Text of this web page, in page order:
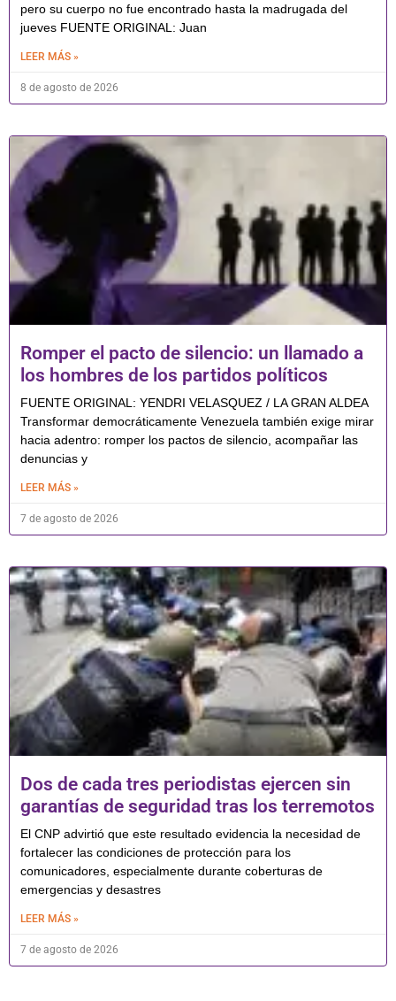
pero su cuerpo no fue encontrado hasta la madrugada del
jueves FUENTE ORIGINAL: Juan
LEER MÁS »
8 de agosto de 2026
Romper el pacto de silencio: un llamado a
los hombres de los partidos políticos
FUENTE ORIGINAL: YENDRI VELASQUEZ / LA GRAN ALDEA
Transformar democráticamente Venezuela también exige mirar
hacia adentro: romper los pactos de silencio, acompañar las
denuncias y
LEER MÁS »
7 de agosto de 2026
Dos de cada tres periodistas ejercen sin
garantías de seguridad tras los terremotos
El CNP advirtió que este resultado evidencia la necesidad de
fortalecer las condiciones de protección para los
comunicadores, especialmente durante coberturas de
emergencias y desastres
LEER MÁS »
7 de agosto de 2026